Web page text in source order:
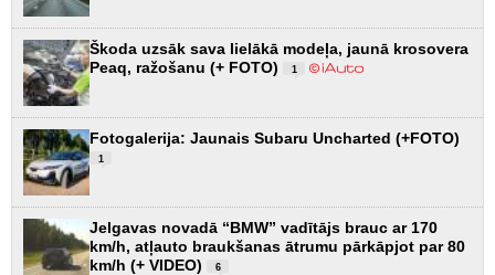
Škoda uzsāk sava lielākā modeļa, jaunā krosovera
Peaq, ražošanu (+ FOTO)
1
Fotogalerija: Jaunais Subaru Uncharted (+FOTO)
1
Jelgavas novadā “BMW” vadītājs brauc ar 170
km/h, atļauto braukšanas ātrumu pārkāpjot par 80
km/h (+ VIDEO)
6